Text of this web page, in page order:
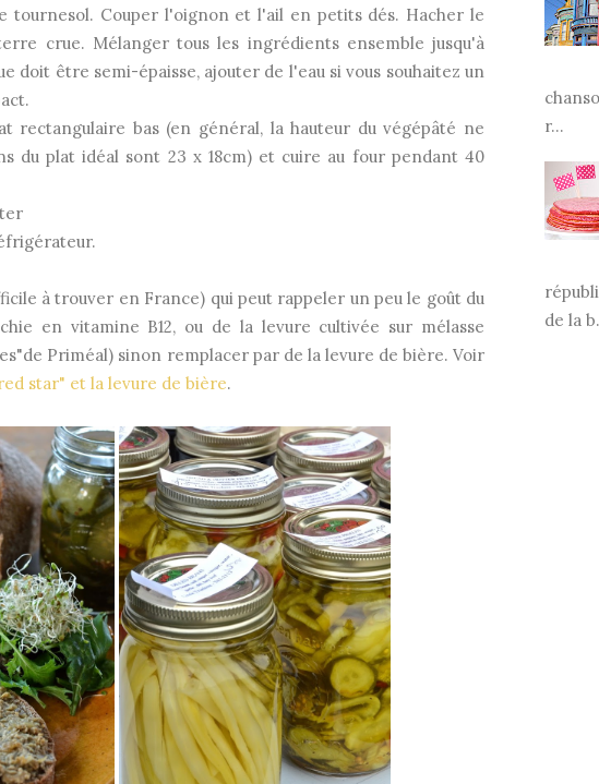
tournesol. Couper l'oignon et l'ail en petits dés. Hacher le
crue. Mélanger tous les ingrédients ensemble jusqu'à
doit être semi-épaisse, ajouter de l'eau si vous souhaitez un
rectangulaire bas (en général, la hauteur du végépâté ne
du plat idéal sont 23 x 18cm) et cuire au four pendant 40
à trouver en France) qui peut rappeler un peu le goût du
en vitamine B12, ou de la levure cultivée sur mélasse
Priméal) sinon remplacer par de la levure de bière. Voir
star" et la levure de bière.
r...
de la